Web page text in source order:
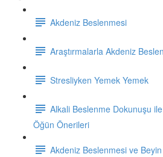
Akdeniz Beslenmesi
Araştırmalarla Akdeniz
Stresliyken Yemek Yemek
Alkali Beslenme Dokunuşu
Öğün Önerileri
Akdeniz Beslenmesi ve